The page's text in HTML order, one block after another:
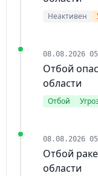
Неактивен
08.08.2026
Отбой
области
Отбой
08.08.2026
Отбой
области